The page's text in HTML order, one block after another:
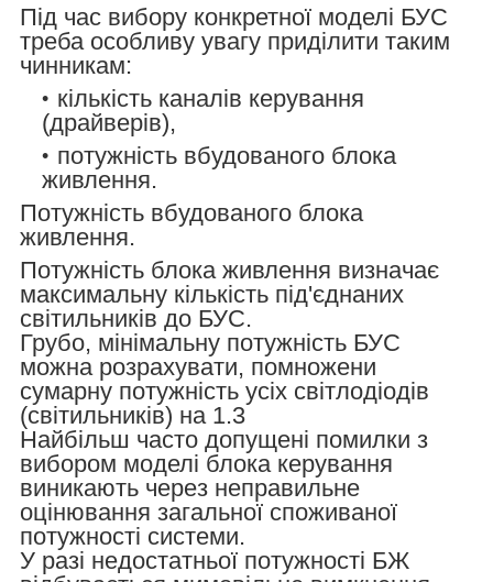
Під час вибору конкретної моделі БУС
треба особливу увагу приділити таким
чинникам:
кількість каналів керування
(драйверів),
потужність вбудованого блока
живлення.
Потужність вбудованого блока
живлення.
Потужність блока живлення визначає
максимальну кількість під'єднаних
світильників до БУС.
Грубо, мінімальну потужність БУС
можна розрахувати, помножени
сумарну потужність усіх світлодіодів
(світильників) на 1.3
Найбільш часто допущені помилки з
вибором моделі блока керування
виникають через неправильне
оцінювання загальної споживаної
потужності системи.
У разі недостатньої потужності БЖ